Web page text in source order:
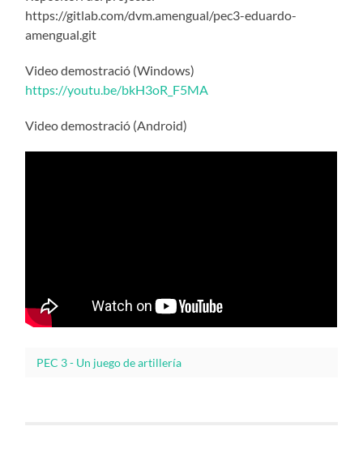
https://gitlab.com/dvm.amengual/pec3-eduardo-
amengual.git
Video demostració (Windows)
https://youtu.be/bkH3oR_F5MA
Video demostració (Android)
PEC 3 - Un juego de artillería